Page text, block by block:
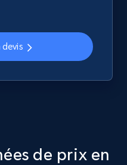
de prix en